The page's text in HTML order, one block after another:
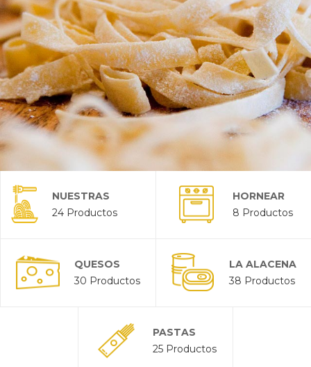
NUESTRAS
PASTAS Y
24 Productos
HORNEAR
8 Productos
QUESOS
30 Productos
LA ALACENA
38 Productos
PASTAS
25 Productos